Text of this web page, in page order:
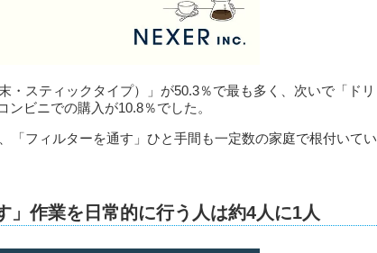
・スティックタイプ）」が50.3％で最も多く、次いで「ドリ
ビニでの購入が10.8％でした。
「フィルターを通す」ひと手間も一定数の家庭で根付いてい
」作業を日常的に行う人は約4人に1人